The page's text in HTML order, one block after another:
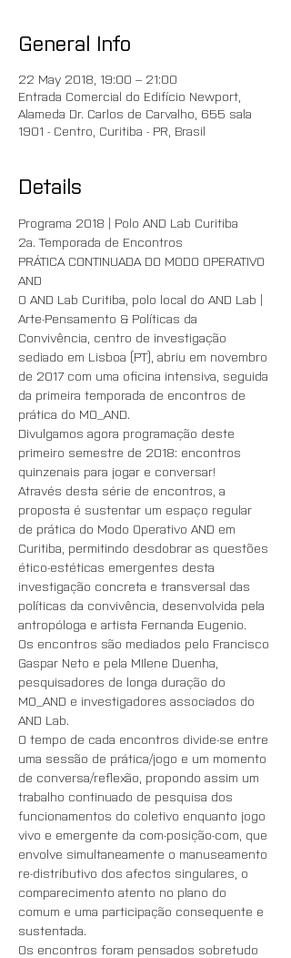
General Info
22 May 2018, 19:00 – 21:00
Entrada Comercial do Edifício Newport,
Alameda Dr. Carlos de Carvalho, 655 sala
1901 - Centro, Curitiba - PR, Brasil
Details
Programa 2018 | Polo AND Lab Curitiba
2a. Temporada de Encontros
PRÁTICA CONTINUADA DO MODO OPERATIVO
AND
O AND Lab Curitiba, polo local do AND Lab |
Arte-Pensamento & Políticas da
Convivência, centro de investigação
sediado em Lisboa (PT), abriu em novembro
de 2017 com uma oficina intensiva, seguida
da primeira temporada de encontros de
prática do MO_AND.
Divulgamos agora programação deste
primeiro semestre de 2018: encontros
quinzenais para jogar e conversar!
Através desta série de encontros, a
proposta é sustentar um espaço regular
de prática do Modo Operativo AND em
Curitiba, permitindo desdobrar as questões
ético-estéticas emergentes desta
investigação concreta e transversal das
políticas da convivência, desenvolvida pela
antropóloga e artista Fernanda Eugenio.
Os encontros são mediados pelo Francisco
Gaspar Neto e pela MIlene Duenha,
pesquisadores de longa duração do
MO_AND e investigadores associados do
AND Lab.
O tempo de cada encontros divide-se entre
uma sessão de prática/jogo e um momento
de conversa/reflexão, propondo assim um
trabalho continuado de pesquisa dos
funcionamentos do coletivo enquanto jogo
vivo e emergente da com-posição-com, que
envolve simultaneamente o manuseamento
re-distributivo dos afectos singulares, o
comparecimento atento no plano do
comum e uma participação consequente e
sustentada.
Os encontros foram pensados sobretudo